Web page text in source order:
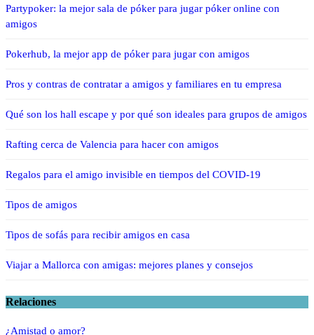
Partypoker: la mejor sala de póker para jugar póker online con
amigos
Pokerhub, la mejor app de póker para jugar con amigos
Pros y contras de contratar a amigos y familiares en tu empresa
Qué son los hall escape y por qué son ideales para grupos de amigos
Rafting cerca de Valencia para hacer con amigos
Regalos para el amigo invisible en tiempos del COVID-19
Tipos de amigos
Tipos de sofás para recibir amigos en casa
Viajar a Mallorca con amigas: mejores planes y consejos
Relaciones
¿Amistad o amor?